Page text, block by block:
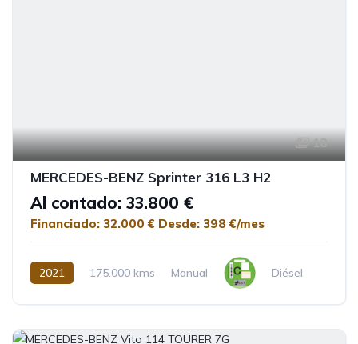
18
MERCEDES-BENZ Sprinter 316 L3 H2
Al contado: 33.800 €
Financiado: 32.000 € Desde: 398 €/mes
2021 175.000 kms Manual Diésel